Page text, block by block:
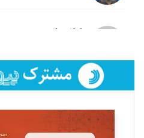
لیلا حنارود
فائزه فتحی رستمی
تحریریه